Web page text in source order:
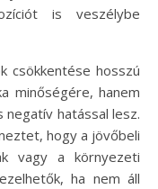
is veszélybe
csökkentése hosszú
minőségére, hanem
hatással lesz.
hogy a jövőbeli
vagy a környezeti
ha nem áll